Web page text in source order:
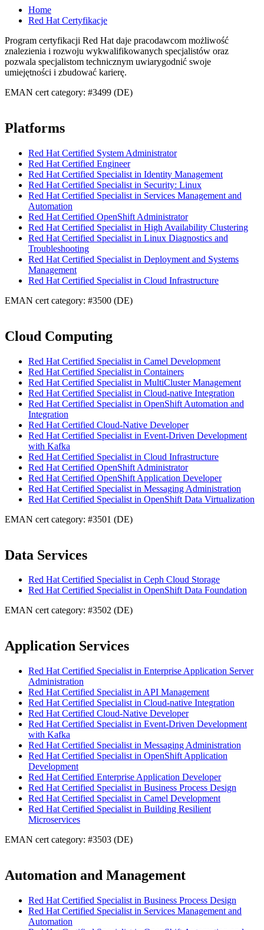
Home
Red Hat Certyfikacje
Program certyfikacji Red Hat daje pracodawcom możliwość
znalezienia i rozwoju wykwalifikowanych specjalistów oraz
pozwala specjalistom technicznym uwiarygodnić swoje
umiejętności i zbudować karierę.
EMAN cert category: #3499 (DE)
Platforms
Red Hat Certified System Administrator
Red Hat Certified Engineer
Red Hat Certified Specialist in Identity Management
Red Hat Certified Specialist in Security: Linux
Red Hat Certified Specialist in Services Management and
Automation
Red Hat Certified OpenShift Administrator
Red Hat Certified Specialist in High Availability Clustering
Red Hat Certified Specialist in Linux Diagnostics and
Troubleshooting
Red Hat Certified Specialist in Deployment and Systems
Management
Red Hat Certified Specialist in Cloud Infrastructure
EMAN cert category: #3500 (DE)
Cloud Computing
Red Hat Certified Specialist in Camel Development
Red Hat Certified Specialist in Containers
Red Hat Certified Specialist in MultiCluster Management
Red Hat Certified Specialist in Cloud-native Integration
Red Hat Certified Specialist in OpenShift Automation and
Integration
Red Hat Certified Cloud-Native Developer
Red Hat Certified Specialist in Event-Driven Development
with Kafka
Red Hat Certified Specialist in Cloud Infrastructure
Red Hat Certified OpenShift Administrator
Red Hat Certified OpenShift Application Developer
Red Hat Certified Specialist in Messaging Administration
Red Hat Certified Specialist in OpenShift Data Virtualization
EMAN cert category: #3501 (DE)
Data Services
Red Hat Certified Specialist in Ceph Cloud Storage
Red Hat Certified Specialist in OpenShift Data Foundation
EMAN cert category: #3502 (DE)
Application Services
Red Hat Certified Specialist in Enterprise Application Server
Administration
Red Hat Certified Specialist in API Management
Red Hat Certified Specialist in Cloud-native Integration
Red Hat Certified Cloud-Native Developer
Red Hat Certified Specialist in Event-Driven Development
with Kafka
Red Hat Certified Specialist in Messaging Administration
Red Hat Certified Specialist in OpenShift Application
Development
Red Hat Certified Enterprise Application Developer
Red Hat Certified Specialist in Business Process Design
Red Hat Certified Specialist in Camel Development
Red Hat Certified Specialist in Building Resilient
Microservices
EMAN cert category: #3503 (DE)
Automation and Management
Red Hat Certified Specialist in Business Process Design
Red Hat Certified Specialist in Services Management and
Automation